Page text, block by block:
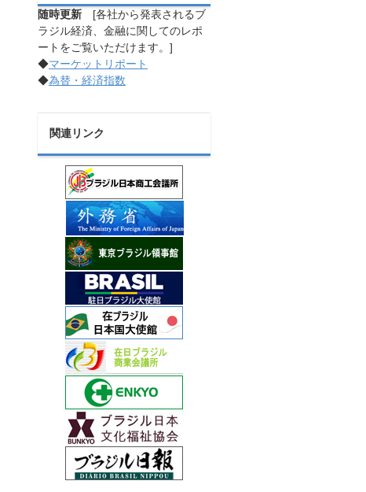
随時更新 [各社から発表されるブ
ラジル経済、金融に関してのレポ
ートをご覧いただけます。]
◆マーケットリポート
◆為替・経済指数
関連リンク